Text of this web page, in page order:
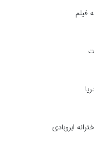
فیلم
ابروبادی